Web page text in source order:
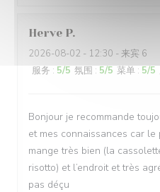
Herve P
2026-08-02 - 12:30 - 来宾 6
服务 : 5/5 氛围 : 5/5 菜单 : 5/5
Bonjour je recommande
et mes connaissances car
mange très bien (la
risotto) et l’endroit et très
pas déçu